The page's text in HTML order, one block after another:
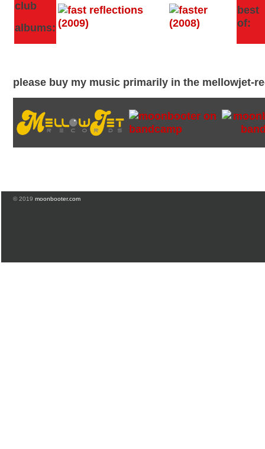
club
albums:
best
of:
please buy my music primarily in the mellowjet-
© 2019 moonbooter.com